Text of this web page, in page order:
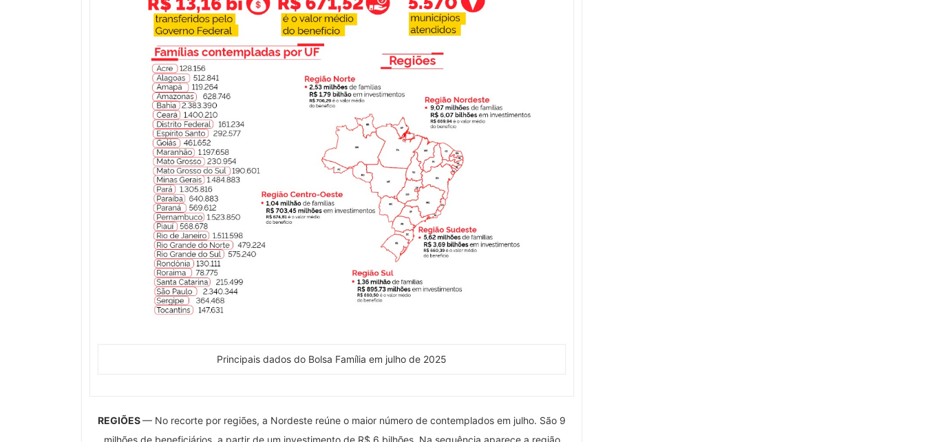
Principais dados do Bolsa Família em julho de 2025
REGIÕES— No recorte por regiões, a Nordeste reúne o maior número de contemplados em julho. São 9
milhões de beneficiários, a partir de um investimento de R$ 6 bilhões. Na sequência aparece a região